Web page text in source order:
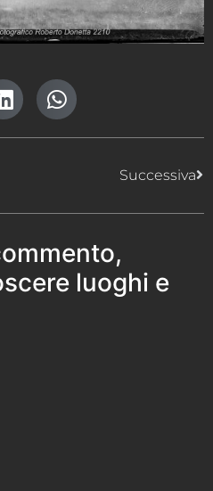
Successiva
luoghi e